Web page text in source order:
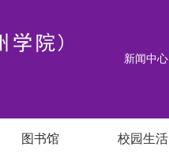
新闻中心
图书馆 校园生活